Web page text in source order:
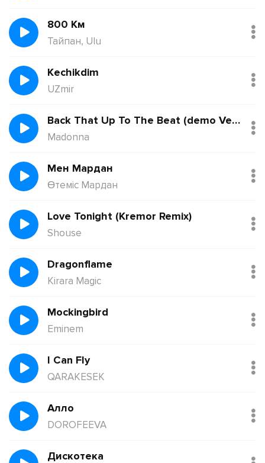
800 Км
Тайпан, Ulu
Kechikdim
UZmir
Back That Up To The Beat (demo Version)
Madonna
Мен Мардан
Өтеміс Мардан
Love Tonight (Kremor Remix)
Shouse
Dragonflame
Kirara Magic
Mockingbird
Eminem
I Can Fly
QARAKESEK
Алло
DOROFEEVA
Дискотека